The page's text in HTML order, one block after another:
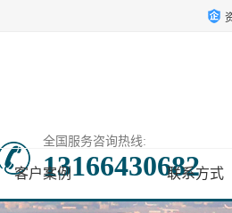
全国服务咨询热线:
13166430682
客户案例 联系方式